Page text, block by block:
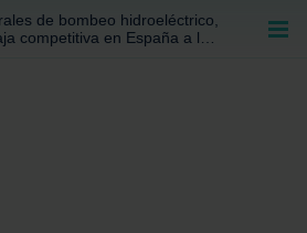
de bombeo hidroeléctrico,
competitiva en España a la